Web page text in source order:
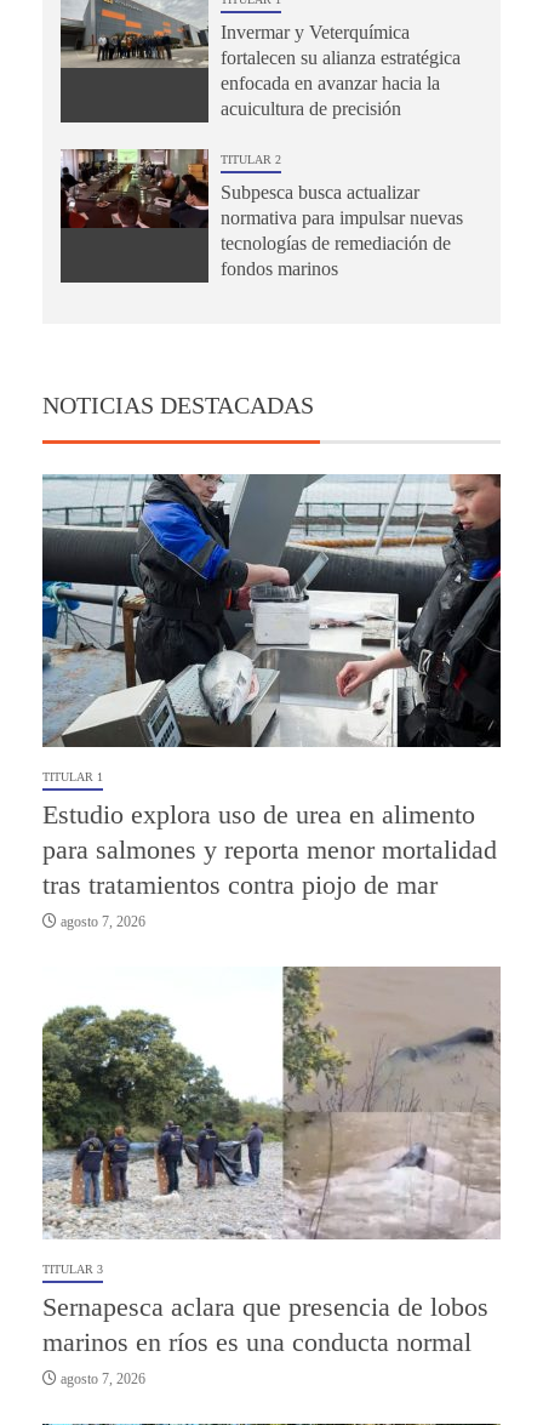
Invermar y Veterquímica
fortalecen su alianza estratégica
enfocada en avanzar hacia la
acuicultura de precisión
TITULAR 2
Subpesca busca actualizar
normativa para impulsar nuevas
tecnologías de remediación de
fondos marinos
NOTICIAS DESTACADAS
TITULAR 1
Estudio explora uso de urea en alimento
para salmones y reporta menor mortalidad
tras tratamientos contra piojo de mar
agosto 7, 2026
TITULAR 3
Sernapesca aclara que presencia de lobos
marinos en ríos es una conducta normal
agosto 7, 2026